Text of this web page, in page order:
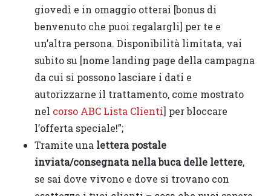
giovedì e in omaggio otterai [bonus di
benvenuto che puoi regalargli] per te e
un’altra persona. Disponibilità limitata, vai
subito su [nome landing page della campagna
da cui si possono lasciare i dati e
autorizzarne il trattamento, come mostrato
nel corso ABC Lista Clienti] per bloccare
l’offerta speciale!”;
Tramite una lettera postale
inviata/consegnata nella buca delle lettere,
se sai dove vivono e dove si trovano con